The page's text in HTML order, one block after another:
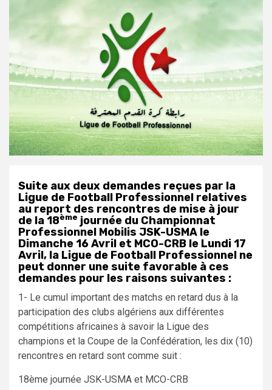
Suite aux deux demandes reçues par la
Ligue de Football Professionnel relatives
au report des rencontres de mise à jour
de la 18ème journée du Championnat
Professionnel Mobilis JSK-USMA le
Dimanche 16 Avril et MCO-CRB le Lundi 17
Avril, la Ligue de Football Professionnel ne
peut donner une suite favorable à ces
demandes pour les raisons suivantes :
1- Le cumul important des matchs en retard dus à la
participation des clubs algériens aux différentes
compétitions africaines à savoir la Ligue des
champions et la Coupe de la Confédération, les dix (10)
rencontres en retard sont comme suit :
18ème journée JSK-USMA et MCO-CRB